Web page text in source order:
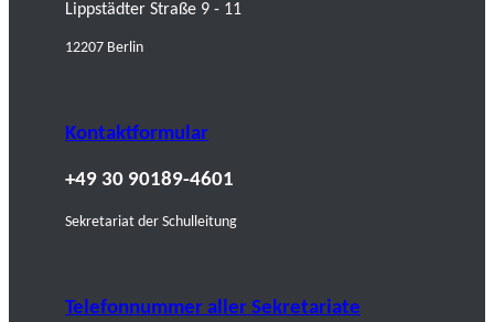
Lippstädter Straße 9 - 11
12207 Berlin
Kontaktformular
+49 30 90189-4601
Sekretariat der Schulleitung
Telefonnummer aller Sekretariate